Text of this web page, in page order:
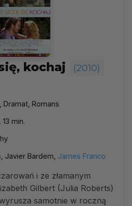
kochaj (2010)
Dramat, Romans
min.
Javier Bardem, James Franco
i ze złamanym
Gilbert (Julia Roberts)
samotnie w roczną